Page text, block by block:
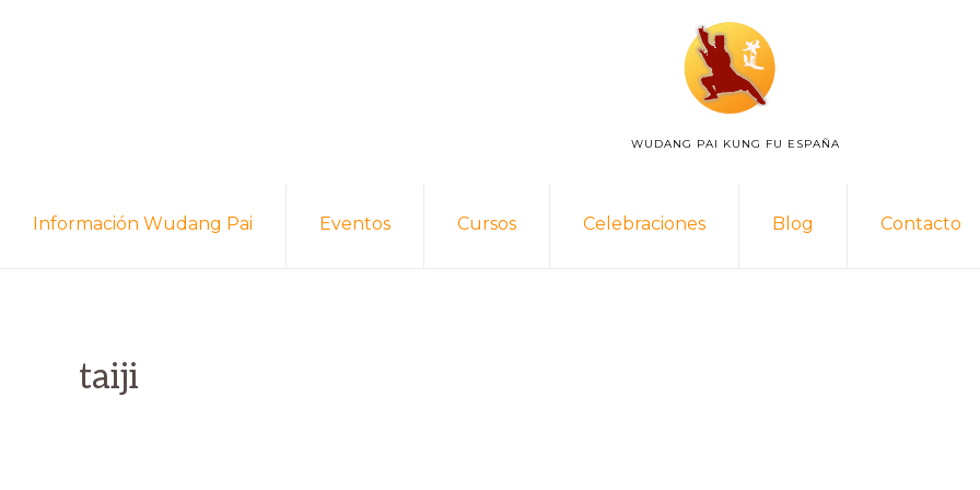
WUDANGWUDANG PAI KUNG FU ESPAÑA
Información Wudang Pai Eventos Cursos Celebraciones Blog Contacto
taiji